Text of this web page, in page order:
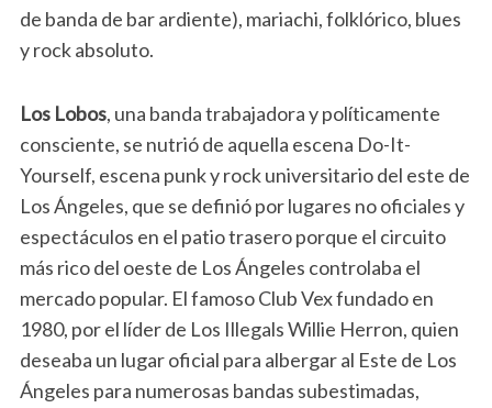
de banda de bar ardiente), mariachi, folklórico, blues
y rock absoluto.
Los Lobos, una banda trabajadora y políticamente
consciente, se nutrió de aquella escena Do-It-
Yourself, escena punk y rock universitario del este de
Los Ángeles, que se definió por lugares no oficiales y
espectáculos en el patio trasero porque el circuito
más rico del oeste de Los Ángeles controlaba el
mercado popular. El famoso Club Vex fundado en
1980, por el líder de Los Illegals Willie Herron, quien
deseaba un lugar oficial para albergar al Este de Los
Ángeles para numerosas bandas subestimadas,